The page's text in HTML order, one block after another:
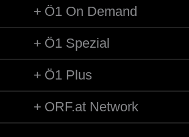
Ö1 On Demand
Ö1 Spezial
Ö1 Plus
ORF.at Network